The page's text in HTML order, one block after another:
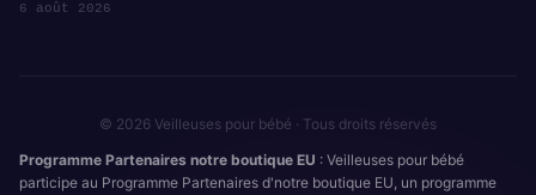
6 août 2026
© 2026 Veilleuses pour bébé · Tous droits réservés
Programme Partenaires notre boutique EU : Veilleuses pour bébé
participe au Programme Partenaires d'notre boutique EU, un programme